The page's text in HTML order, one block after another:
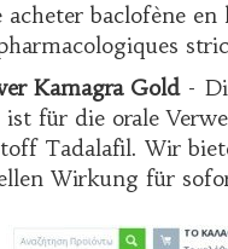
acheter baclofène en
Kamagra Gold-
für die orale
Tadalafil. Wir
Wirkung für